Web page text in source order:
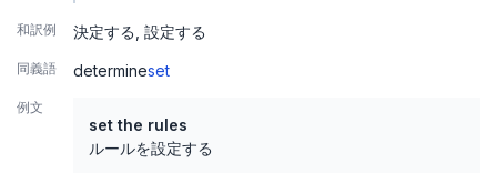
和訳例 決定する 設定する
同義語 determineset
例文
set the rules
ルールを設定する